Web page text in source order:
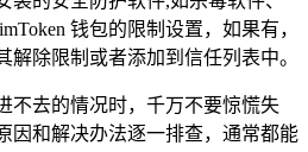
钱包的限制设置，如果有，
解除限制或者添加到信任列表中。
不去的情况时，千万不要惊慌失
因和解决办法逐一排查，通常都能